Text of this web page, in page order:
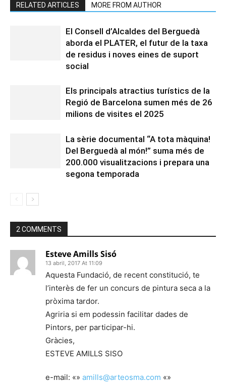
RELATED ARTICLES MORE FROM AUTHOR
El Consell d’Alcaldes del Berguedà
aborda el PLATER, el futur de la taxa
de residus i noves eines de suport
social
Els principals atractius turístics de la
Regió de Barcelona sumen més de 26
milions de visites el 2025
La sèrie documental “A tota màquina!
Del Berguedà al món!” suma més de
200.000 visualitzacions i prepara una
segona temporada
2 COMMENTS
Esteve Amills Sisó
13 abril, 2017 At 11:09
Aquesta Fundació, de recent constitució, te
l’interès de fer un concurs de pintura seca a la
pròxima tardor.
Agriria si em podessin facilitar dades de
Pintors, per participar-hi.
Gràcies,
ESTEVE AMILLS SISO
e-mail: «» amills@arteosma.com «»